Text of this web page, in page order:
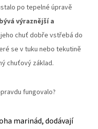
po tepelné úpravě
výraznější a
chuť dobře vstřebá do
se v tuku nebo tekutině
chuťový základ.
fungovalo?
marinád, dodávají